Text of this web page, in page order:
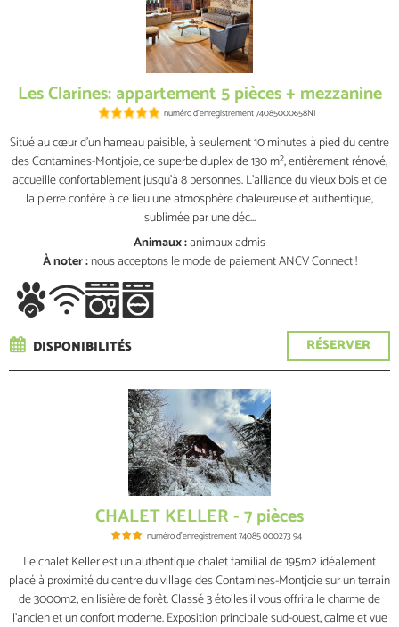
Les Clarines: appartement 5 pièces + mezzanine
numéro d'enregistrement74085000658NI
Situé au cœur d’un hameau paisible, à seulement 10 minutes à pied du centre
des Contamines-Montjoie, ce superbe duplex de 130 m², entièrement rénové,
accueille confortablement jusqu’à 8 personnes. L’alliance du vieux bois et de
la pierre confère à ce lieu une atmosphère chaleureuse et authentique,
sublimée par une déc...
Animaux :animaux admis
À noter :nous acceptons le mode de paiement ANCV Connect !
RÉSERVER
DISPONIBILITÉS
CHALET KELLER - 7 pièces
numéro d'enregistrement74085 000273 94
Le chalet Keller est un authentique chalet familial de 195m2 idéalement
placé à proximité du centre du village des Contamines-Montjoie sur un terrain
de 3000m2, en lisière de forêt. Classé 3 étoiles il vous offrira le charme de
l'ancien et un confort moderne. Exposition principale sud-ouest, calme et vue